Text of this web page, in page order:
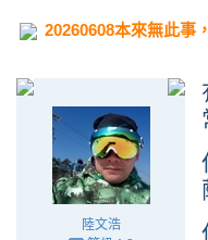
20260608本來無此事
陸文浩